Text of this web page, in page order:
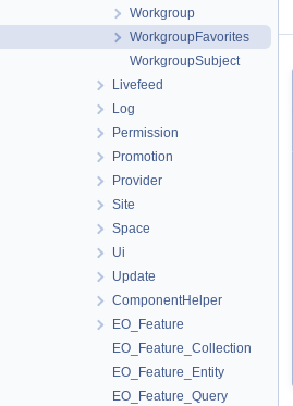
Workgroup
WorkgroupFavorites
WorkgroupSubject
Livefeed
Log
Permission
Promotion
Provider
Site
Space
Ui
Update
ComponentHelper
EO_Feature
EO_Feature_Collection
EO_Feature_Entity
EO_Feature_Query